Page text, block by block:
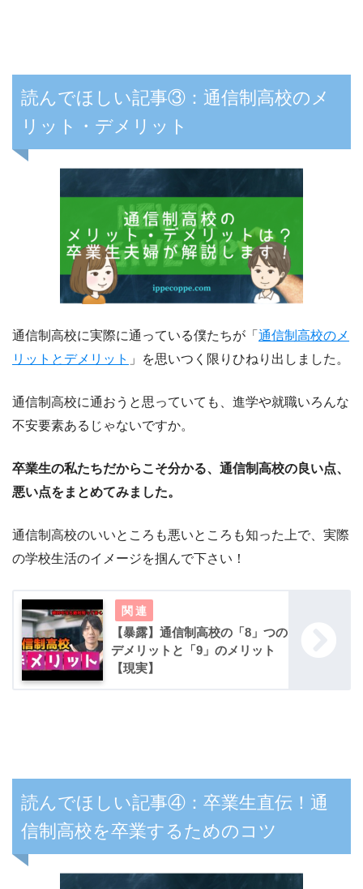
読んでほしい記事③：通信制高校のメ
リット・デメリット
通信制高校に実際に通っている僕たちが「 通信制高校のメ
リットとデメリット 」を思いつく限りひねり出しました。
通信制高校に通おうと思っていても、進学や就職いろんな
不安要素あるじゃないですか。
卒業生の私たちだからこそ分かる、通信制高校の良い点、
悪い点をまとめてみました。
通信制高校のいいところも悪いところも知った上で、実際
の学校生活のイメージを掴んで下さい！
【暴露】通信制高校の「8」つの
デメリットと「9」のメリット
【現実】
読んでほしい記事④：卒業生直伝！通
信制高校を卒業するためのコツ